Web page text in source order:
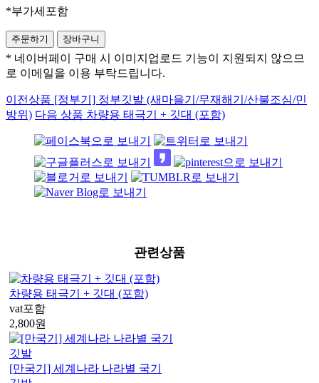
*부가세포함
* 네이버페이 구매 시 이미지업로드 기능이 지원되지 않으므
로 이메일을 이용 부탁드립니다.
이전상품 [정부기] 정부깃발 (새마을기/무재해기/산불조심/민
방위) 다음 상품 차량용 태극기 + 깃대 (포함)
관련상품
차량용 태극기 + 깃대 (포함)
vat포함
2,800원
[만국기] 세계나라 나라별 국기